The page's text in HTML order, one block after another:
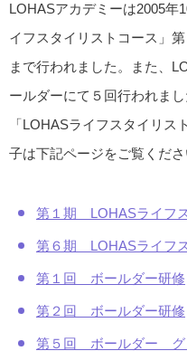
LOHASアカデミーは2005年
イフスタイリストコース」
まで行われました。
また、
ールダーにて５回行われまし
「LOHASライフスタイリ
子は下記ページをご覧くださ
第１期 LOHASライフ
第６期 LOHASライフ
第１回 ボールダー研修
第２回 ボールダー研修
第５回 ボールダー グ